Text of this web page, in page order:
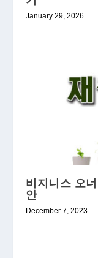
January 29, 2026
비지니스 오
안
December 7, 2023